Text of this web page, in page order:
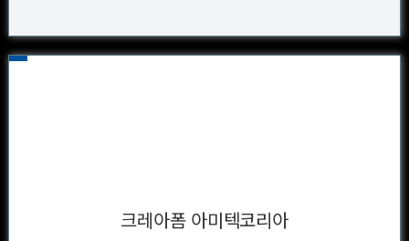
크레아폼 아미텍코리아